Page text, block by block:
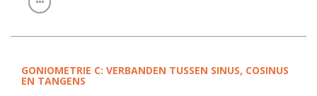
GONIOMETRIE C: VERBANDEN TUSSEN SINUS, COSINUS
EN TANGENS